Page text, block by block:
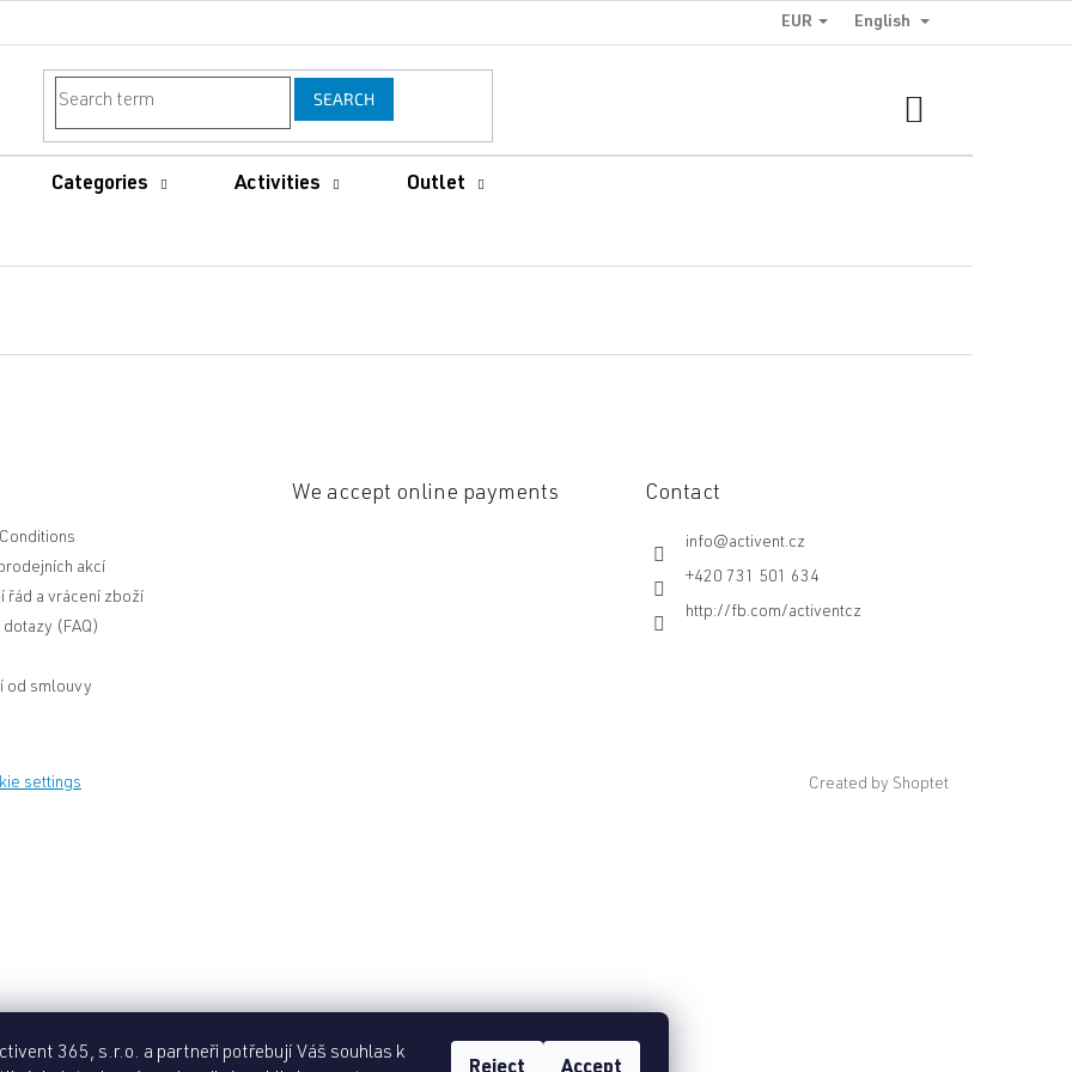
365, s.r.o. a partneři potřebují Váš souhlas k
EUR English
SEARCH
Categories Activities Outlet
akcí
řád a vrácení zboží
(FAQ)
od smlouvy
We accept online payments Contact
info@activent.cz
+420 731 501 634
http://fb.com/activentcz
Created by Shoptet
settings